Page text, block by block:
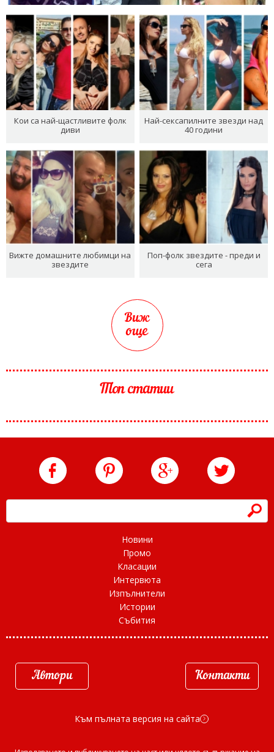
Кои са най-щастливите фолк
диви
Най-сексапилните звезди над
40 години
Вижте домашните любимци на
звездите
Поп-фолк звездите - преди и
сега
Виж
още
Топ статии
h
Новини
Промо
Класации
Интервюта
Изпълнители
Истории
Събития
Автори Контакти
Към пълната версия на сайта d